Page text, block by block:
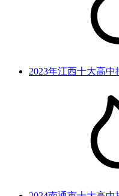
2023年江西十大高中